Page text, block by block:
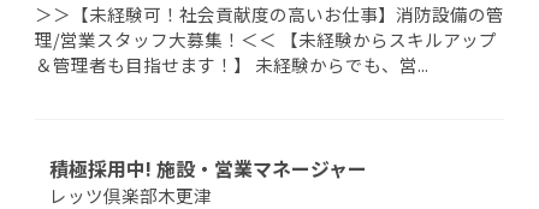
＞＞【未経験可！社会貢献度の高いお仕事】消防設備の管
理/営業スタッフ大募集！＜＜ 【未経験からスキルアップ
＆管理者も目指せます！】 未経験からでも、営...
積極採用中! 施設・営業マネージャー
レッツ倶楽部木更津